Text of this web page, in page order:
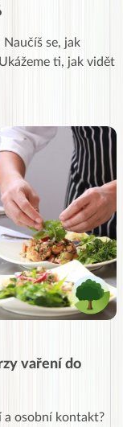
se, jak
ti, jak vidět
vaření do
a osobní kontakt?